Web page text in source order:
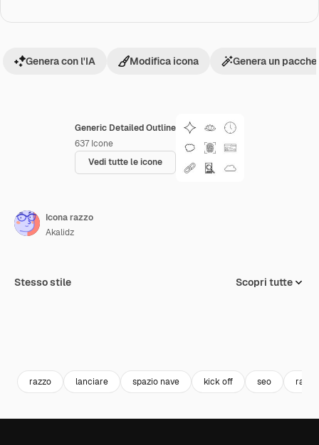
Generic Detailed Outline
637 Icone
Vedi tutte le icone
Genera con l'IA Modifica icona Genera un
Icona razzo
Akalidz
Stesso stile Scopri tutte
razzo lanciare spazio nave kick off seo razzo